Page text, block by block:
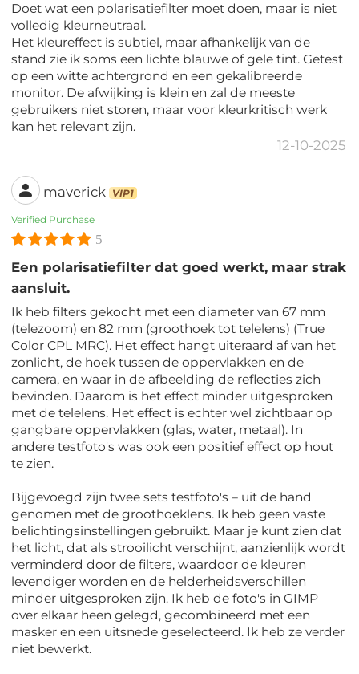
Doet wat een polarisatiefilter moet doen, maar is niet
volledig kleurneutraal.
Het kleureffect is subtiel, maar afhankelijk van de
stand zie ik soms een lichte blauwe of gele tint. Getest
op een witte achtergrond en een gekalibreerde
monitor. De afwijking is klein en zal de meeste
gebruikers niet storen, maar voor kleurkritisch werk
kan het relevant zijn.
12-10-2025
maverick VIP1
Verified Purchase
5
Een polarisatiefilter dat goed werkt, maar strak
aansluit.
Ik heb filters gekocht met een diameter van 67 mm
(telezoom) en 82 mm (groothoek tot telelens) (True
Color CPL MRC). Het effect hangt uiteraard af van het
zonlicht, de hoek tussen de oppervlakken en de
camera, en waar in de afbeelding de reflecties zich
bevinden. Daarom is het effect minder uitgesproken
met de telelens. Het effect is echter wel zichtbaar op
gangbare oppervlakken (glas, water, metaal). In
andere testfoto's was ook een positief effect op hout
te zien.
Bijgevoegd zijn twee sets testfoto's – uit de hand
genomen met de groothoeklens. Ik heb geen vaste
belichtingsinstellingen gebruikt. Maar je kunt zien dat
het licht, dat als strooilicht verschijnt, aanzienlijk wordt
verminderd door de filters, waardoor de kleuren
levendiger worden en de helderheidsverschillen
minder uitgesproken zijn. Ik heb de foto's in GIMP
over elkaar heen gelegd, gecombineerd met een
masker en een uitsnede geselecteerd. Ik heb ze verder
niet bewerkt.